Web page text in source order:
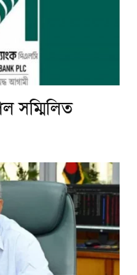
সম্মিলিত